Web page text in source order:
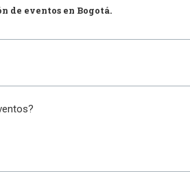
de eventos en Bogotá.